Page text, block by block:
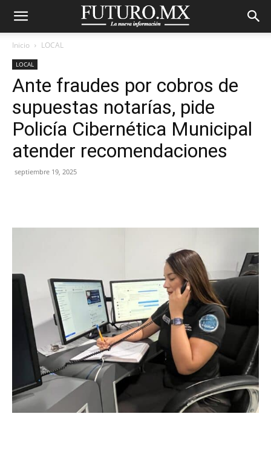
Inicio LOCAL
LOCAL
Ante fraudes por cobros de
supuestas notarías, pide
Policía Cibernética Municipal
atender recomendaciones
septiembre 19, 2025